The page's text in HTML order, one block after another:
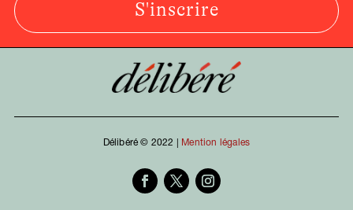
S'inscrire
Délibéré © 2022 | Mention légales